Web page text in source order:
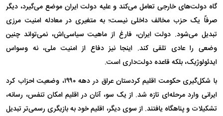
گاه دولت‌های خارجی تعامل می‌کند و علیه دولت ایران موضع می‌گیرد، دیگر
صرفاً یک حزب مخالف داخلی نیست؛ به متغیری در معادله امنیت مرزی
تبدیل می‌شود. دولت ایران، فارغ از ماهیت سیاسی‌اش، نمی‌تواند چنین
وضعی را عادی تلقی کند. اینجا نیز دفاع از امنیت ملی، نه وسواس
ایدئولوژیک، بلکه قاعده دولت‌داری است.
با شکل‌گیری حکومت اقلیم کردستان عراق در دهه ۱۹۹۰، وضعیت احزاب کرد
ایرانی وارد مرحله‌ای تازه شد. از یک سو، آنان در اقلیم امکان تنفس، رسانه،
تشکیلات و پناهگاه یافتند. از سوی دیگر، اقلیم خود به بازیگری رسمی‌تر تبدیل